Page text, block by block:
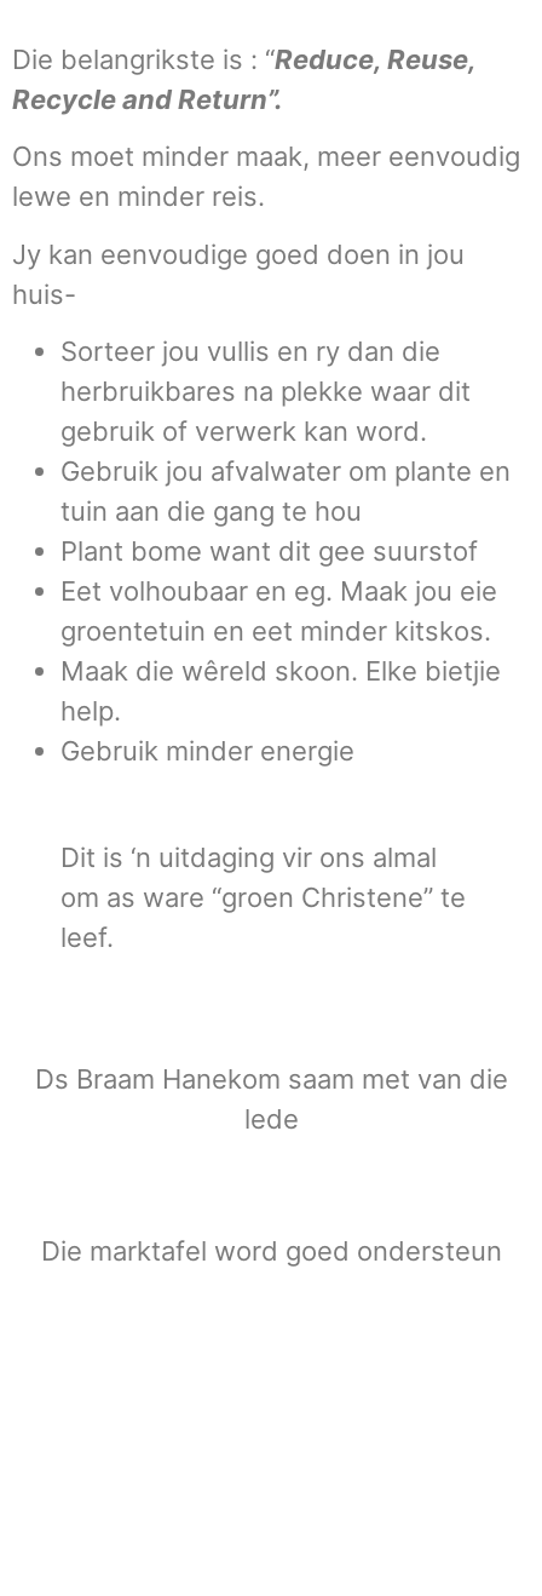
Die belangrikste is : “Reduce, Reuse,
Recycle and Return”.
Ons moet minder maak, meer eenvoudig
lewe en minder reis.
Jy kan eenvoudige goed doen in jou
huis-
Sorteer jou vullis en ry dan die
herbruikbares na plekke waar dit
gebruik of verwerk kan word.
Gebruik jou afvalwater om plante en
tuin aan die gang te hou
Plant bome want dit gee suurstof
Eet volhoubaar en eg. Maak jou eie
groentetuin en eet minder kitskos.
Maak die wêreld skoon. Elke bietjie
help.
Gebruik minder energie
Dit is ‘n uitdaging vir ons almal
om as ware “groen Christene” te
leef.
Ds Braam Hanekom saam met van die
lede
Die marktafel word goed ondersteun